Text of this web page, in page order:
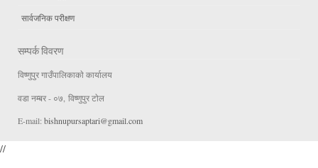
सार्वजनिक परीक्षण
सम्पर्क विवरण
विष्णुपुर गाउँपालिकाकाे कार्यालय
वडा न‌म्बर - ०७, विष्णुपुर टाेल
E-mail: bishnupursaptari@gmail.com
//